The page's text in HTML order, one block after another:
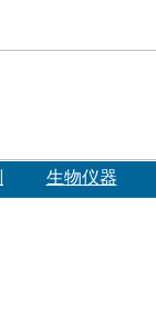
生物仪器